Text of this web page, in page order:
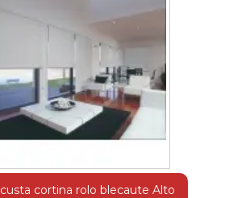
cortina rolo blecaute Alto